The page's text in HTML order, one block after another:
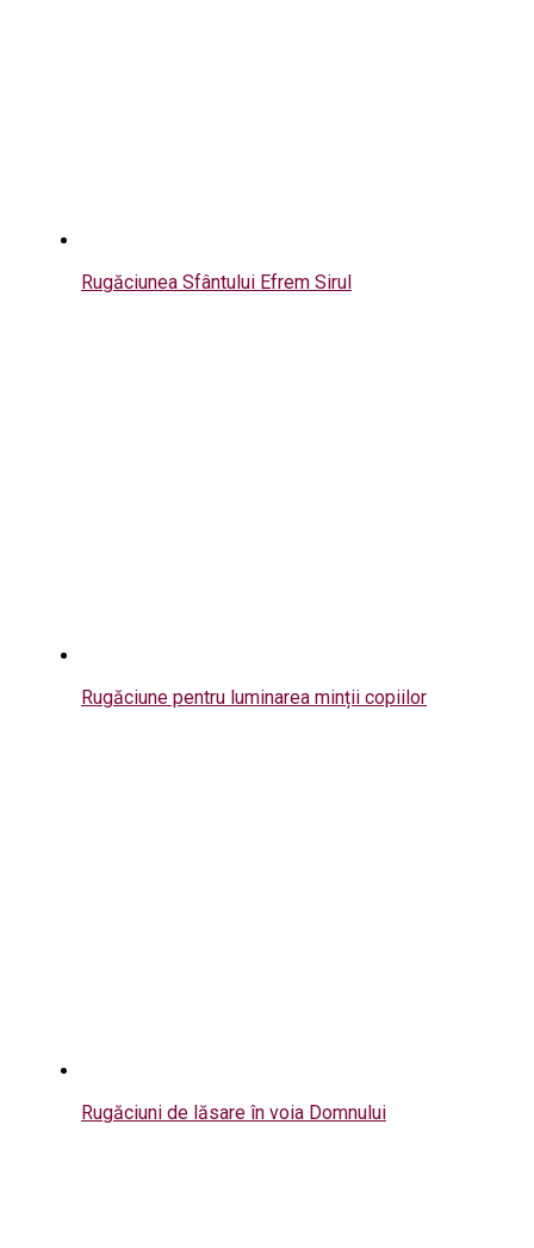
Rugăciunea Sfântului Efrem Sirul
Rugăciune pentru luminarea minții copiilor
Rugăciuni de lăsare în voia Domnului